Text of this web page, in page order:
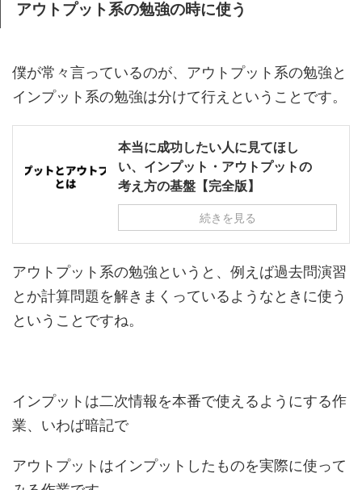
アウトプット系の勉強の時に使う
僕が常々言っているのが、アウトプット系の勉強と
インプット系の勉強は分けて行えということです。
本当に成功したい人に見てほし
い、インプット・アウトプットの
考え方の基盤【完全版】
続きを見る
アウトプット系の勉強というと、例えば過去問演習
とか計算問題を解きまくっているようなときに使う
ということですね。
インプットは二次情報を本番で使えるようにする作
業、いわば暗記で
アウトプットはインプットしたものを実際に使って